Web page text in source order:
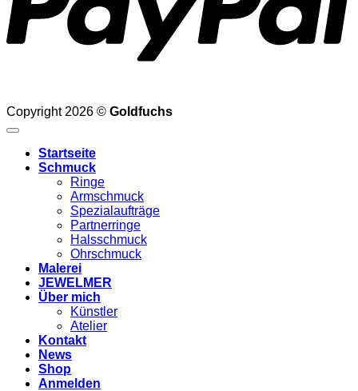
Copyright 2026 © Goldfuchs
Startseite
Schmuck
Ringe
Armschmuck
Spezialaufträge
Partnerringe
Halsschmuck
Ohrschmuck
Malerei
JEWELMER
Über mich
Künstler
Atelier
Kontakt
News
Shop
Anmelden